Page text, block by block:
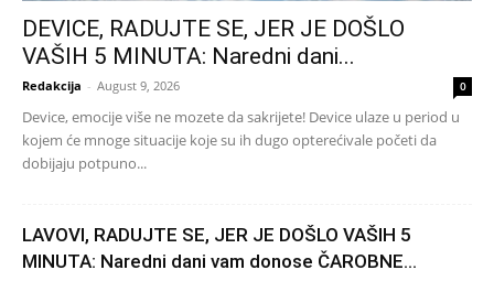
DEVICE, RADUJTE SE, JER JE DOŠLO
VAŠIH 5 MINUTA: Naredni dani...
Redakcija - August 9, 2026 0
Device, emocije više ne mozete da sakrijete! Device ulaze u period u
kojem će mnoge situacije koje su ih dugo opterećivale početi da
dobijaju potpuno...
LAVOVI, RADUJTE SE, JER JE DOŠLO VAŠIH 5
MINUTA: Naredni dani vam donose ČAROBNE...